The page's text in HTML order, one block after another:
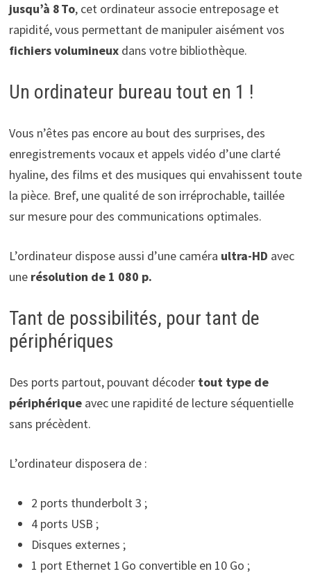
jusqu’à 8 To, cet ordinateur associe entreposage et
rapidité, vous permettant de manipuler aisément vos
fichiers volumineux dans votre bibliothèque.
Un ordinateur bureau tout en 1 !
Vous n’êtes pas encore au bout des surprises, des
enregistrements vocaux et appels vidéo d’une clarté
hyaline, des films et des musiques qui envahissent toute
la pièce. Bref, une qualité de son irréprochable, taillée
sur mesure pour des communications optimales.
L’ordinateur dispose aussi d’une caméra ultra-HD avec
une résolution de 1 080 p.
Tant de possibilités, pour tant de
périphériques
Des ports partout, pouvant décoder tout type de
périphériqueavec une rapidité de lecture séquentielle
sans précèdent.
L’ordinateur disposera de :
2 ports thunderbolt 3 ;
4 ports USB ;
Disques externes ;
1 port Ethernet 1 Go convertible en 10 Go ;